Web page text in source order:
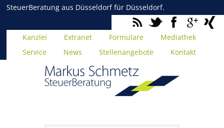
SteuerBeratung aus Düsseldorf für Düsseldorf.
Kanzlei Extranet Formulare
Mediathek
Service
News Stellenangebote Kontakt